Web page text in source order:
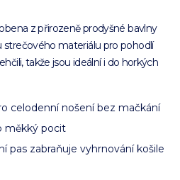
z přirozeně prodyšné bavlny
materiálu pro pohodlí
takže jsou ideální i do horkých
celodenní nošení bez mačkání
měkký pocit
pas zabraňuje vyhrnování košile